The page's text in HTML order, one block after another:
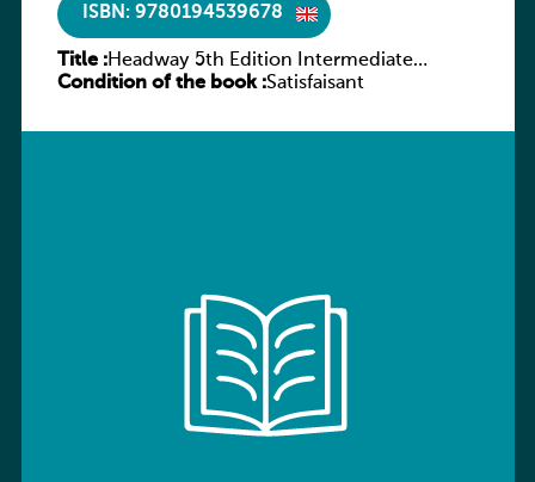
ISBN: 9780194539678
Title :Headway 5th Edition Intermediate
Workbook without key
Condition of the book :Satisfaisant